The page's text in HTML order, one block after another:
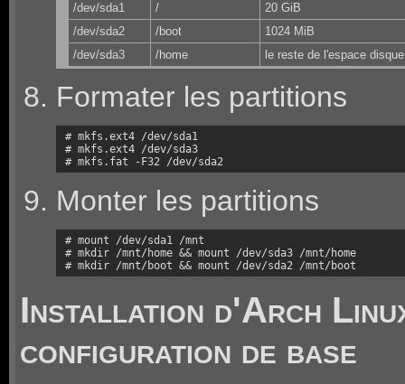
/dev/sda1
/
20 GiB
/dev/sda2
/boot
1024 MiB
/dev/sda3
/home le reste de l'espace disque
Formater les partitions
# mkfs.ext4 /dev/sda1
# mkfs.ext4 /dev/sda3
# mkfs.fat -F32 /dev/sda2
Monter les partitions
# mount /dev/sda1 /mnt
# mkdir /mnt/home && mount /dev/sda3 /mnt/home
# mkdir /mnt/boot && mount /dev/sda2 /mnt/boot
Installation d'Arch
configuration de base